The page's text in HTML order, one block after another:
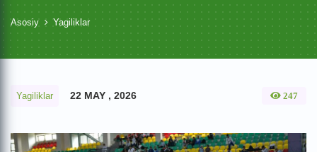
Asosiy Yagiliklar
Yagiliklar 22 MAY , 2026 247